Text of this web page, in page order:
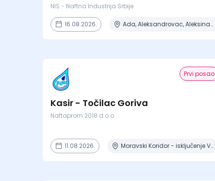
NIS - Naftna Industrija Srbije
16.08.2026. Ada, Aleksandrovac, Aleksinac, Alibunar, Apatin + 206 mesta
Prvi posao
Kasir - Točilac Goriva
Naftaprom 2018 d.o.o.
11.08.2026. Moravski Koridor - iskljuĉenje Velika Drenova , Militovac, Ripanj , Selevac, Azanja